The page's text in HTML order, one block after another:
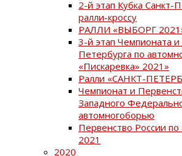
2-й этап Кубка Санкт-
ралли-кроссу
РАЛЛИ «ВЫБОРГ
3-й этап Чемпионата
Петербурга по
«Пискаревка» 2021»
Ралли «САНКТ-
Чемпионат и
Западного
автомногоборью
Первенство России
2021
2020